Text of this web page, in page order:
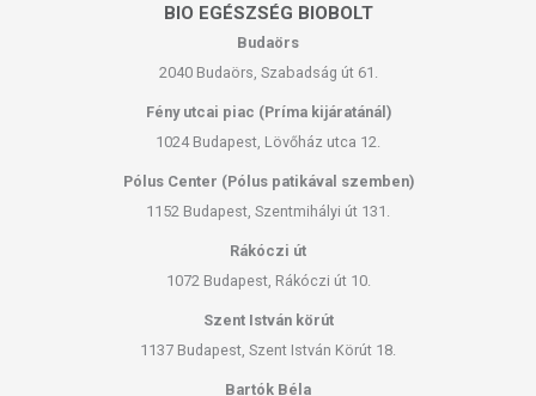
BIO EGÉSZSÉG BIOBOLT
Budaörs
2040 Budaörs, Szabadság út 61.
Fény utcai piac (Príma kijáratánál)
1024 Budapest, Lövőház utca 12.
Pólus Center (Pólus patikával szemben)
1152 Budapest, Szentmihályi út 131.
Rákóczi út
1072 Budapest, Rákóczi út 10.
Szent István körút
1137 Budapest, Szent István Körút 18.
Bartók Béla